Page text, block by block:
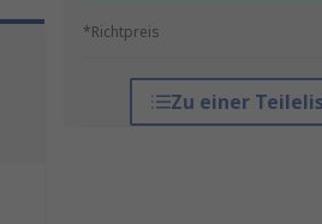
*Richtpreis
Zu einer